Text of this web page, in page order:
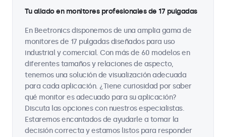
Tu aliado en monitores profesionales de 17 pulgadas
En Beetronics disponemos de una amplia gama de
monitores de 17 pulgadas diseñados para uso
industrial y comercial. Con más de 60 modelos en
diferentes tamaños y relaciones de aspecto,
tenemos una solución de visualización adecuada
para cada aplicación. ¿Tiene curiosidad por saber
qué monitor es adecuado para su aplicación?
Discuta las opciones con nuestros especialistas.
Estaremos encantados de ayudarle a tomar la
decisión correcta y estamos listos para responder